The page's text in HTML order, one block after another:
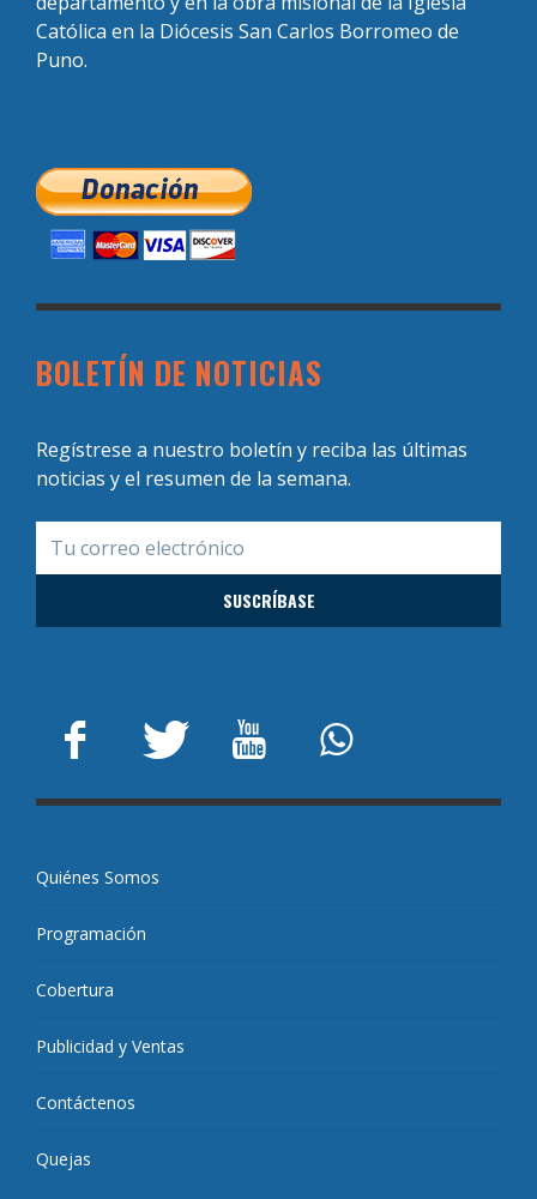
Católica en la Diócesis San Carlos Borromeo de
Puno.
BOLETÍN DE NOTICIAS
Regístrese a nuestro boletín y reciba las últimas
noticias y el resumen de la semana.
Quiénes Somos
Programación
Cobertura
Publicidad y Ventas
Contáctenos
Quejas